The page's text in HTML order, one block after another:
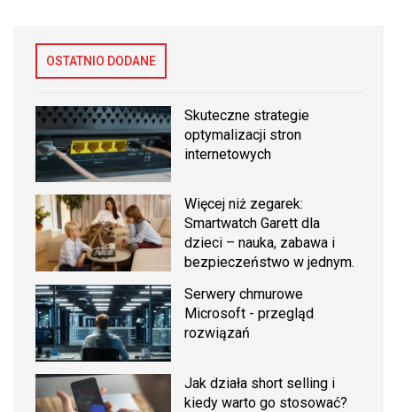
OSTATNIO DODANE
Skuteczne strategie
optymalizacji stron
internetowych
Więcej niż zegarek:
Smartwatch Garett dla
dzieci – nauka, zabawa i
bezpieczeństwo w jednym.
Serwery chmurowe
Microsoft - przegląd
rozwiązań
Jak działa short selling i
kiedy warto go stosować?